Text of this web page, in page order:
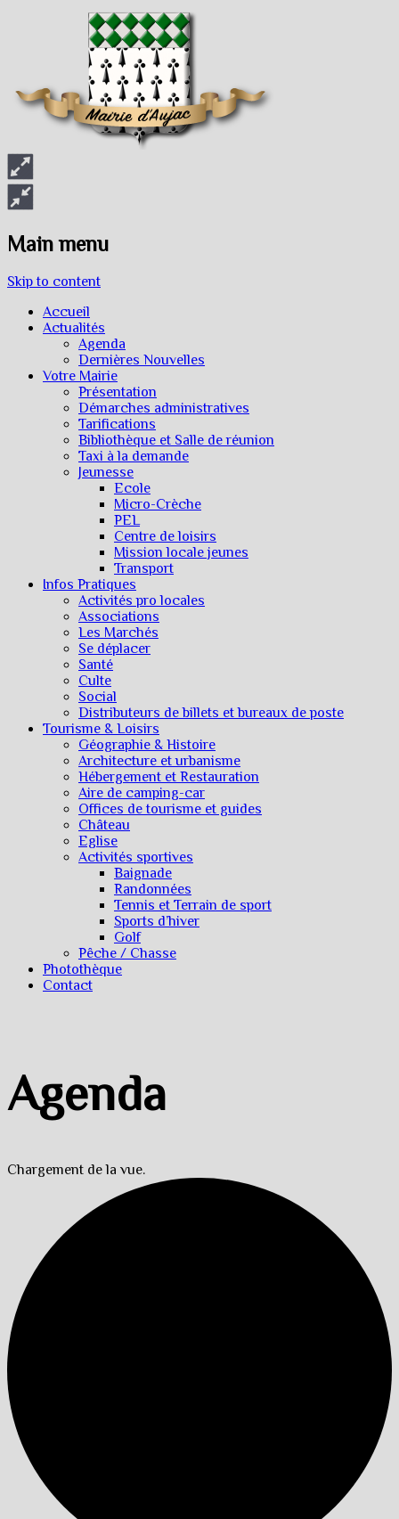
Main menu
Skip to content
Accueil
Actualités
Agenda
Dernières Nouvelles
Votre Mairie
Présentation
Démarches administratives
Tarifications
Bibliothèque et Salle de réunion
Taxi à la demande
Jeunesse
Ecole
Micro-Crèche
PEL
Centre de loisirs
Mission locale jeunes
Transport
Infos Pratiques
Activités pro locales
Associations
Les Marchés
Se déplacer
Santé
Culte
Social
Distributeurs de billets et bureaux de poste
Tourisme & Loisirs
Géographie & Histoire
Architecture et urbanisme
Hébergement et Restauration
Aire de camping-car
Offices de tourisme et guides
Château
Eglise
Activités sportives
Baignade
Randonnées
Tennis et Terrain de sport
Sports d’hiver
Golf
Pêche / Chasse
Photothèque
Contact
Agenda
Chargement de la vue.